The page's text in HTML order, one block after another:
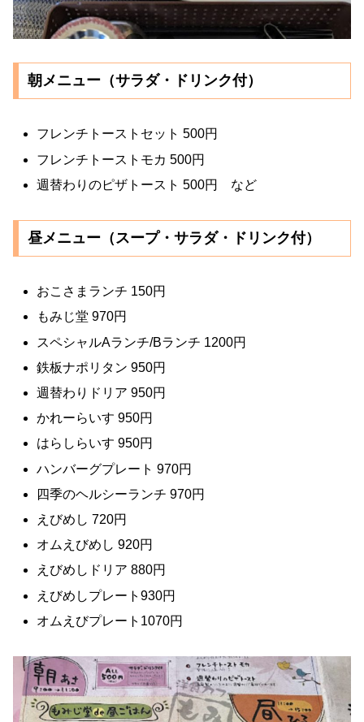
朝メニュー（サラダ・ドリンク付）
フレンチトーストセット 500円
フレンチトーストモカ 500円
週替わりのピザトースト 500円 など
昼メニュー（スープ・サラダ・ドリンク付）
おこさまランチ 150円
もみじ堂 970円
スペシャルAランチ/Bランチ 1200円
鉄板ナポリタン 950円
週替わりドリア 950円
かれーらいす 950円
はらしらいす 950円
ハンバーグプレート 970円
四季のヘルシーランチ 970円
えびめし 720円
オムえびめし 920円
えびめしドリア 880円
えびめしプレート930円
オムえびプレート1070円